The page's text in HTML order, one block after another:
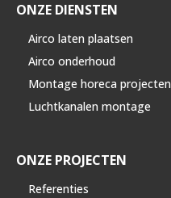
ONZE DIENSTEN
Airco laten plaatsen
Airco onderhoud
Montage horeca projecten
Luchtkanalen montage
ONZE PROJECTEN
Referenties